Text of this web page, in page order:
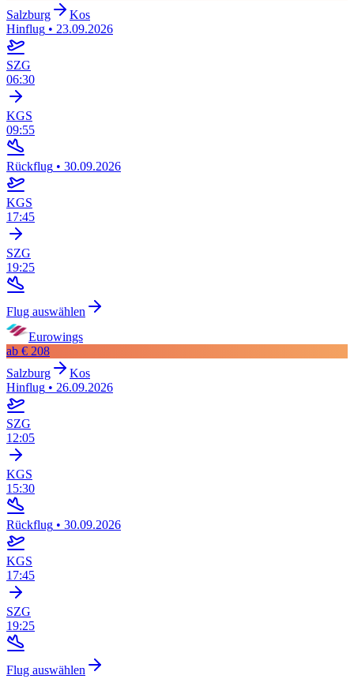
Salzburg
Kos
Hinflug • 23.09.2026
SZG
06:30
KGS
09:55
Rückflug • 30.09.2026
KGS
17:45
SZG
19:25
Flug auswählen
Eurowings
ab € 208
Salzburg
Kos
Hinflug • 26.09.2026
SZG
12:05
KGS
15:30
Rückflug • 30.09.2026
KGS
17:45
SZG
19:25
Flug auswählen